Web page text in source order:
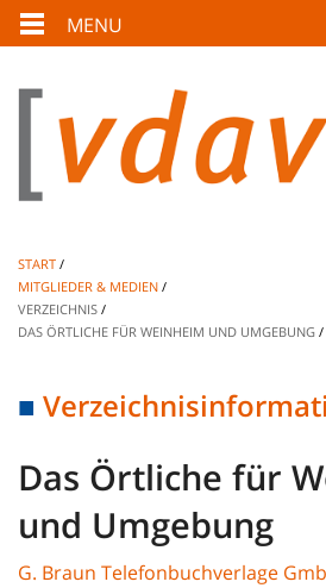
MENU
START
MITGLIEDER & MEDIEN
VERZEICHNIS
DAS ÖRTLICHE FÜR WEINHEIM UND UMGEBUNG
Das Örtliche für
und Umgebung
G. Braun Telefonbuchverlage